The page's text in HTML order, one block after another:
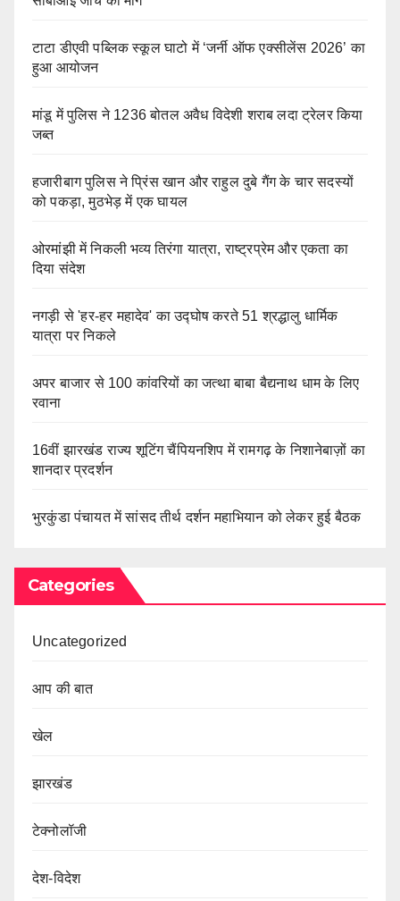
टाटा डीएवी पब्लिक स्कूल घाटो में ‘जर्नी ऑफ एक्सीलेंस 2026’ का
हुआ आयोजन
मांडू में पुलिस ने 1236 बोतल अवैध विदेशी शराब लदा ट्रेलर किया
जब्त
हजारीबाग पुलिस ने प्रिंस खान और राहुल दुबे गैंग के चार सदस्यों
को पकड़ा, मुठभेड़ में एक घायल
ओरमांझी में निकली भव्य तिरंगा यात्रा, राष्ट्रप्रेम और एकता का
दिया संदेश
नगड़ी से 'हर-हर महादेव' का उद्घोष करते 51 श्रद्धालु धार्मिक
यात्रा पर निकले
अपर बाजार से 100 कांवरियों का जत्था बाबा बैद्यनाथ धाम के लिए
रवाना
16वीं झारखंड राज्य शूटिंग चैंपियनशिप में रामगढ़ के निशानेबाज़ों का
शानदार प्रदर्शन
भुरकुंडा पंचायत में सांसद तीर्थ दर्शन महाभियान को लेकर हुई बैठक
Categories
Uncategorized
आप की बात
खेल
झारखंड
टेक्नोलॉजी
देश-विदेश